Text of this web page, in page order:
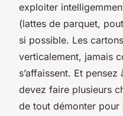
exploiter
(lattes de parquet,
si possible. Les
verticalement, jamais
s’affaissent. Et
devez faire plusieurs
de tout démonter